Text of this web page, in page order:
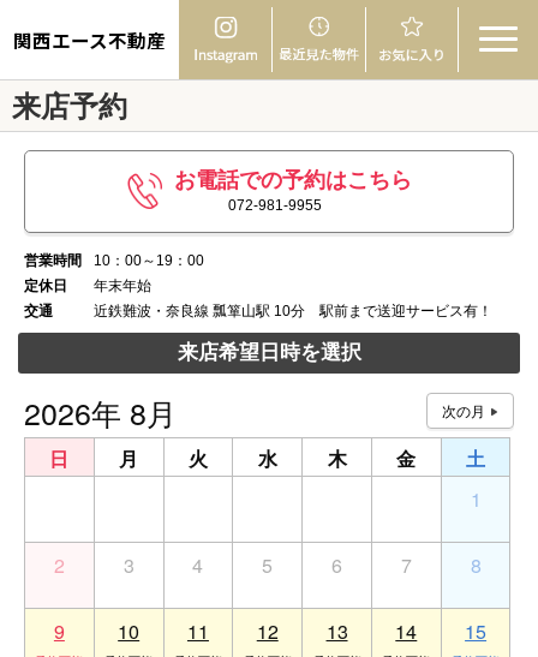
関西エース不動産
来店予約
お電話での予約はこちら
072-981-9955
営業時間
10：00～19：00
定休日
年末年始
交通
近鉄難波・奈良線 瓢箪山駅 10分 駅前まで送迎サービス有！
来店希望日時を選択
2026年 8月
日 月 火 水 木 金
土
1
2 3 4 5 6 7 8
9 10 11 12 13 14 15